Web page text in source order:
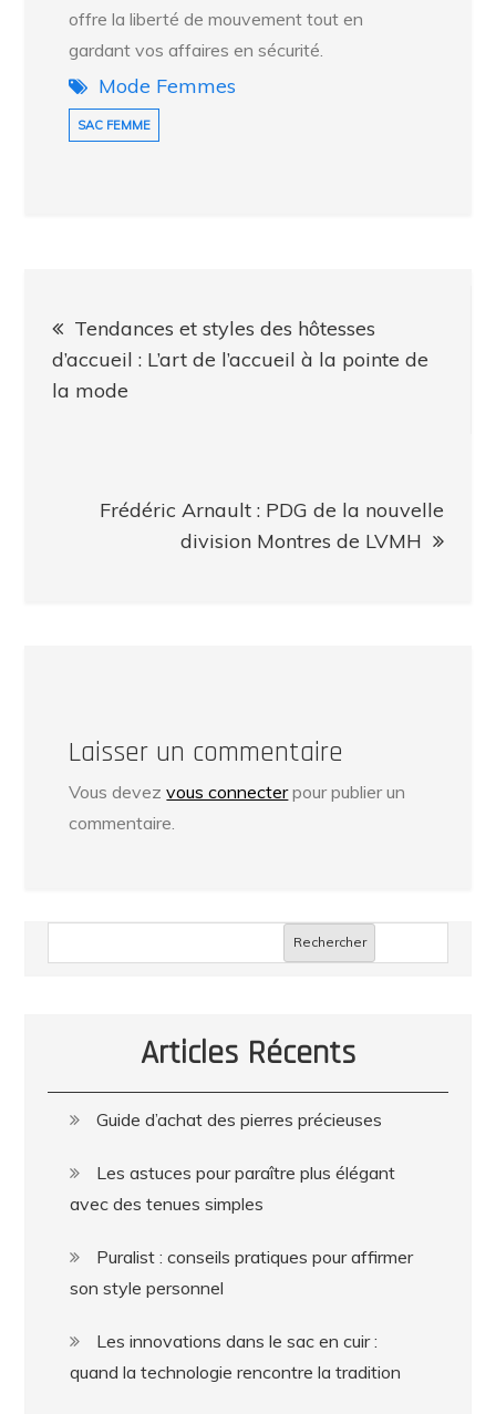
offre la liberté de mouvement tout en
gardant vos affaires en sécurité.
Mode Femmes
SAC FEMME
de
l’article
Tendances et styles des hôtesses
d’accueil : L’art de l’accueil à la pointe de
la mode
Frédéric Arnault : PDG de la nouvelle
division Montres de LVMH
Laisser un commentaire
Vous devezvous connecterpour publier un
commentaire.
Rechercher
Articles Récents
Guide d’achat des pierres précieuses
Les astuces pour paraître plus élégant
avec des tenues simples
Puralist : conseils pratiques pour affirmer
son style personnel
Les innovations dans le sac en cuir :
quand la technologie rencontre la tradition